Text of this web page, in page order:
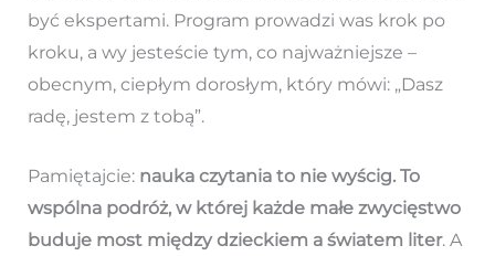
być ekspertami. Program prowadzi was krok po
kroku, a wy jesteście tym, co najważniejsze –
obecnym, ciepłym dorosłym, który mówi: „Dasz
radę, jestem z tobą”.
Pamiętajcie: nauka czytania to nie wyścig. To
wspólna podróż, w której każde małe zwycięstwo
buduje most między dzieckiem a światem liter. A